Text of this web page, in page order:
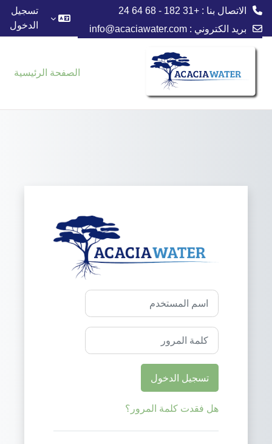
الاتصال بنا : +31 182 - 68 64 24
بريد الكتروني : info@acaciawater.com
تسجيل
الدخول
الصفحة الرئيسية
الدخول إلى Acacia Water Academy - Acacia Institute
اسم المستخدم
كلمة المرور
تسجيل الدخول
هل فقدت كلمة المرور؟